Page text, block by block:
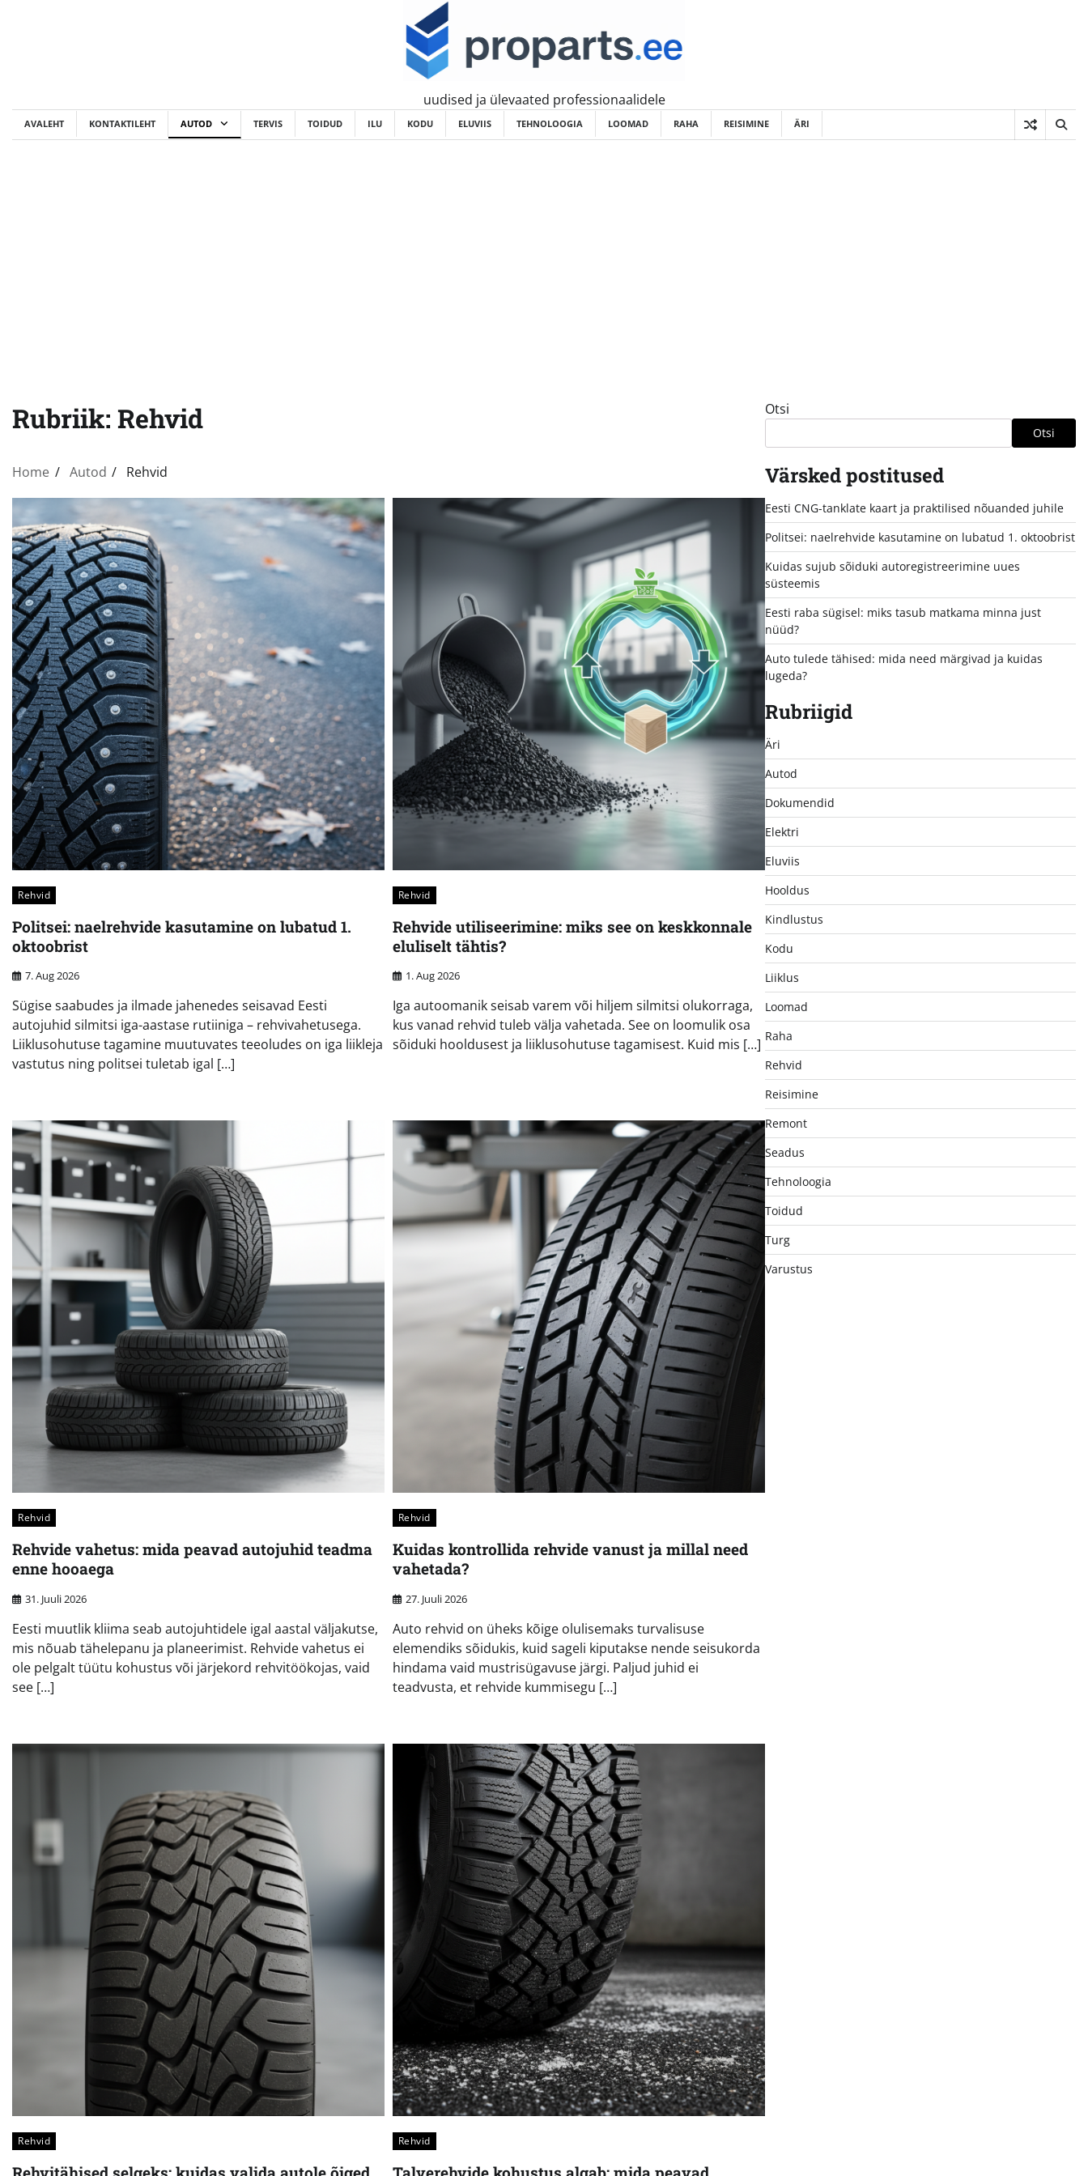
uudised ja ülevaated professionaalidele
AVALEHT KONTAKTILEHT AUTOD TERVIS TOIDUD ILU KODU ELUVIIS TEHNOLOOGIA LOOMAD RAHA REISIMINE ÄRI
Rubriik: Rehvid
Home Autod Rehvid
Rehvid
Politsei: naelrehvide kasutamine on lubatud 1.
oktoobrist
7. Aug 2026
Sügise saabudes ja ilmade jahenedes seisavad Eesti
autojuhid silmitsi iga-aastase rutiiniga – rehvivahetusega.
Liiklusohutuse tagamine muutuvates teeoludes on iga liikleja
vastutus ning politsei tuletab igal […]
Rehvid
Rehvide utiliseerimine: miks see on keskkonnale
eluliselt tähtis?
1. Aug 2026
Iga autoomanik seisab varem või hiljem silmitsi olukorraga,
kus vanad rehvid tuleb välja vahetada. See on loomulik osa
sõiduki hooldusest ja liiklusohutuse tagamisest. Kuid mis […]
Rehvid
Rehvide vahetus: mida peavad autojuhid teadma
enne hooaega
31. Juuli 2026
Eesti muutlik kliima seab autojuhtidele igal aastal väljakutse,
mis nõuab tähelepanu ja planeerimist. Rehvide vahetus ei
ole pelgalt tüütu kohustus või järjekord rehvitöökojas, vaid
see […]
Rehvid
Kuidas kontrollida rehvide vanust ja millal need
vahetada?
27. Juuli 2026
Auto rehvid on üheks kõige olulisemaks turvalisuse
elemendiks sõidukis, kuid sageli kiputakse nende seisukorda
hindama vaid mustrisügavuse järgi. Paljud juhid ei
teadvusta, et rehvide kummisegu […]
Rehvid Rehvid
Otsi
Otsi
Värsked postitused
Eesti CNG-tanklate kaart ja praktilised nõuanded juhile
Politsei: naelrehvide kasutamine on lubatud 1. oktoobrist
Kuidas sujub sõiduki autoregistreerimine uues
süsteemis
Eesti raba sügisel: miks tasub matkama minna just
nüüd?
Auto tulede tähised: mida need märgivad ja kuidas
lugeda?
Rubriigid
Äri
Autod
Dokumendid
Elektri
Eluviis
Hooldus
Kindlustus
Kodu
Liiklus
Loomad
Raha
Rehvid
Reisimine
Remont
Seadus
Tehnoloogia
Toidud
Turg
Varustus